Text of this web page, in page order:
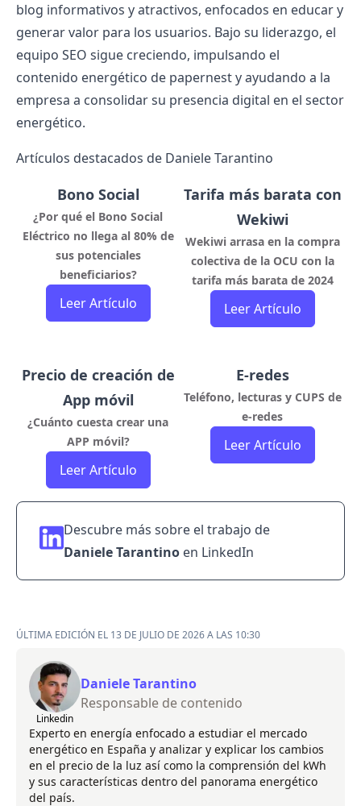
blog informativos y atractivos, enfocados en educar y
generar valor para los usuarios. Bajo su liderazgo, el
equipo SEO sigue creciendo, impulsando el
contenido energético de papernest y ayudando a la
empresa a consolidar su presencia digital en el sector
energético.
Artículos destacados de Daniele Tarantino
Bono Social
¿Por qué el Bono Social
Eléctrico no llega al 80% de
sus potenciales
beneficiarios?
Leer Artículo
Tarifa más barata con
Wekiwi
Wekiwi arrasa en la compra
colectiva de la OCU con la
tarifa más barata de 2024
Leer Artículo
Precio de creación de
App móvil
¿Cuánto cuesta crear una
APP móvil?
Leer Artículo
E-redes
Teléfono, lecturas y CUPS de
e-redes
Leer Artículo
Descubre más sobre el trabajo de
Daniele Tarantino en LinkedIn
ÚLTIMA EDICIÓN EL 13 DE JULIO DE 2026 A LAS 10:30
Linkedin
Daniele Tarantino
Responsable de contenido
Experto en energía enfocado a estudiar el mercado
energético en España y analizar y explicar los cambios
en el precio de la luz así como la comprensión del kWh
y sus características dentro del panorama energético
del país.